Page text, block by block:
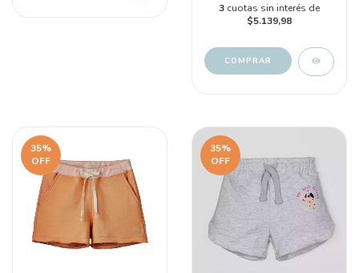
3 cuotas sin interés de
$5.139,98
COMPRAR
35%
OFF
35%
OFF